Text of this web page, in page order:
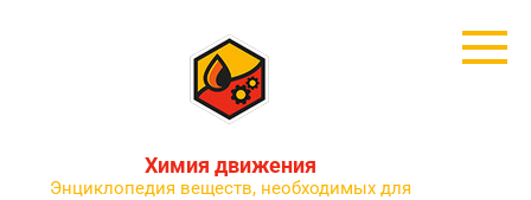
Химия движения
Энциклопедия веществ, необходимых для